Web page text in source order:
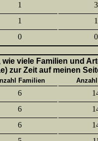
1 3
1 1
0 0
wie viele Familien und
zur Zeit auf meinen
Familien
6
6
6